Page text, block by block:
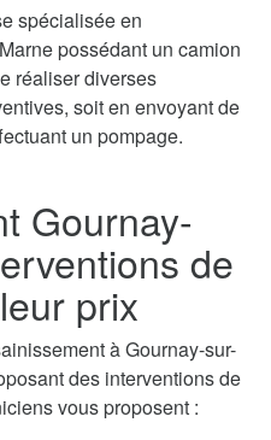
spécialisée en
possédant un camion
réaliser diverses
soit en envoyant de
un pompage.
Gournay-
de
prix
à Gournay-sur-
des interventions de
vous proposent :